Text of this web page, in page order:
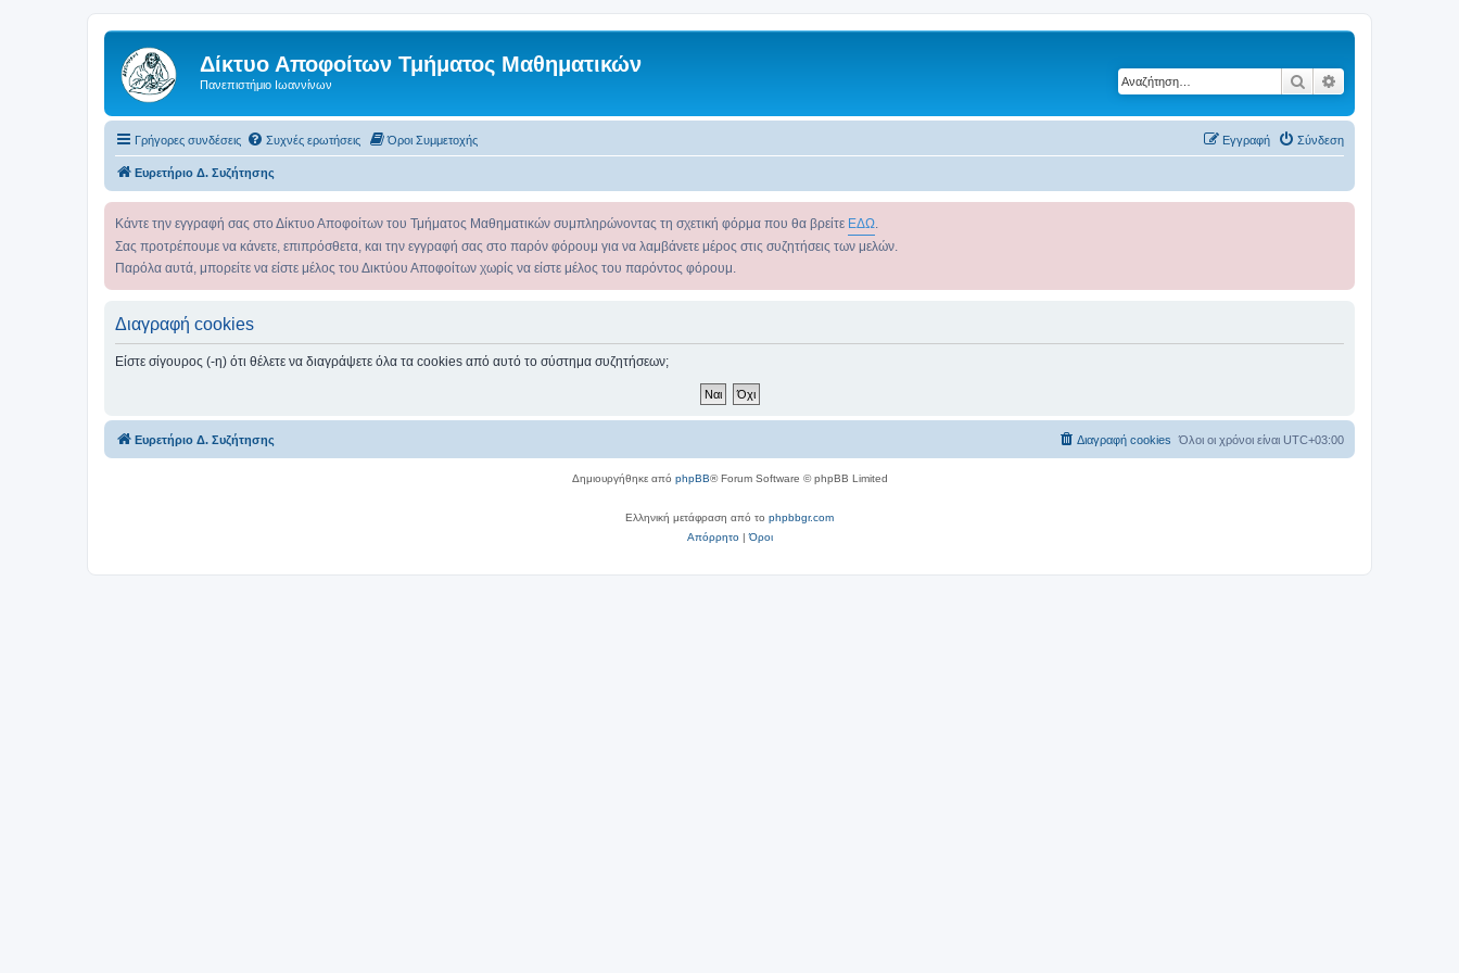
Δίκτυο Αποφοίτων Τμήματος Μαθηματικών
Πανεπιστήμιο Ιωαννίνων Αναζήτηση
Γρήγορες συνδέσεις Συχνές ερωτήσεις Όροι Συμμετοχής Σύνδεση
Εγγραφή
Ευρετήριο Δ. Συζήτησης
Κάντε την εγγραφή σας στο Δίκτυο Αποφοίτων του Τμήματος Μαθηματικών συμπληρώνοντας τη σχετική φόρμα που θα βρείτε ΕΔΩ
Σας προτρέπουμε να κάνετε, επιπρόσθετα, και την εγγραφή σας στο παρόν φόρουμ για να λαμβάνετε μέρος στις συζητήσεις των μελών.
Παρόλα αυτά, μπορείτε να είστε μέλος του Δικτύου Αποφοίτων χωρίς να είστε μέλος του παρόντος φόρουμ.
Διαγραφή cookies
Είστε σίγουρος (-η) ότι θέλετε να διαγράψετε όλα τα cookies από αυτό το σύστημα συζητήσεων;
Ευρετήριο Δ. Συζήτησης Όλοι οι χρόνοι είναι UTC+03:00
Διαγραφή cookies
Δημιουργήθηκε από phpBB® Forum Software © phpBB Limited
Ελληνική μετάφραση από το phpbbgr.com
Απόρρητο|Όροι